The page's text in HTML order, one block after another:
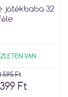
játékbaba 32
VAN
595 Ft
Ft